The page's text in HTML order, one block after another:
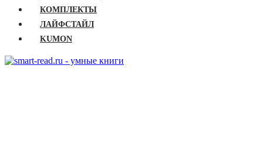
КОМПЛЕКТЫ
ЛАЙФСТАЙЛ
KUMON